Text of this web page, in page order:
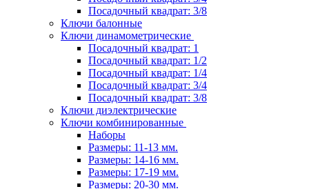
Посадочный квадрат: 3/8
Ключи балонные
Ключи динамометрические
Посадочный квадрат: 1
Посадочный квадрат: 1/2
Посадочный квадрат: 1/4
Посадочный квадрат: 3/4
Посадочный квадрат: 3/8
Ключи диэлектрические
Ключи комбинированные
Наборы
Размеры: 11-13 мм.
Размеры: 14-16 мм.
Размеры: 17-19 мм.
Размеры: 20-30 мм.